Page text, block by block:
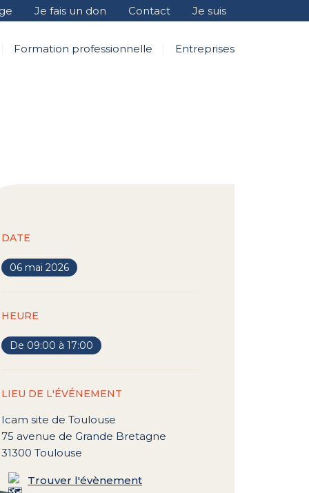
Je fais un don Contact Je suis
Formation professionnelle Entreprises
DATE
06 mai 2026
HEURE
De 09:00 à 17:00
LIEU DE L'ÉVÉNEMENT
Icam site de Toulouse
75 avenue de Grande Bretagne
31300 Toulouse
Trouver l'évènement